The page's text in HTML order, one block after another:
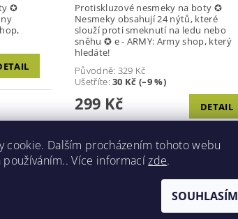
✪
Protiskluzové nesmeky na boty ✪
Nesmeky obsahují 24 nýtů, které
slouží proti smeknutí na ledu nebo
sněhu ✪ e - ARMY: Army shop, který
hledáte!
Původně: 329 Kč
Ušetříte:30 Kč (–9 %)
299 Kč DETAIL
cookie. Dalším procházením tohoto webu
Více informacízde.
SOUHLASÍM